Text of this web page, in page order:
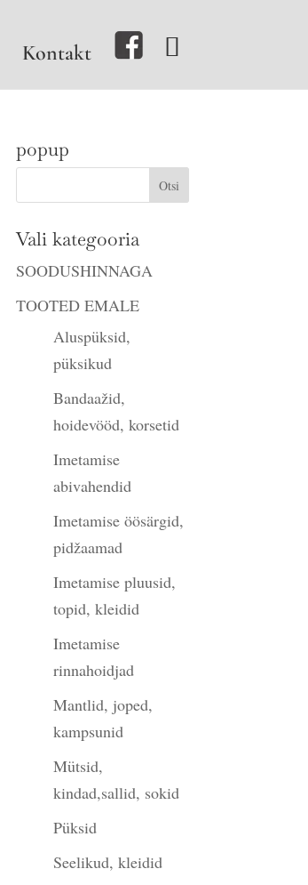
Kontakt
popup
Vali kategooria
SOODUSHINNAGA
TOOTED EMALE
Aluspüksid,
püksikud
Bandaažid,
hoidevööd, korsetid
Imetamise
abivahendid
Imetamise öösärgid,
pidžaamad
Imetamise pluusid,
topid, kleidid
Imetamise
rinnahoidjad
Mantlid, joped,
kampsunid
Mütsid,
kindad,sallid, sokid
Püksid
Seelikud, kleidid